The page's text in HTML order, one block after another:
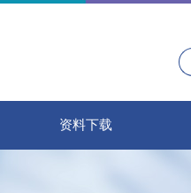
资料下载